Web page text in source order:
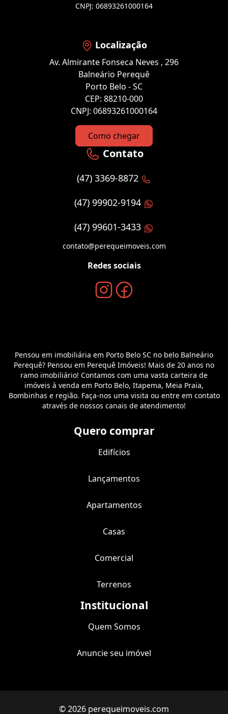
CNPJ: 06893261000164
Localização
Av. Almirante Fonseca Neves , 296
Balneário Perequê
Porto Belo - SC
CEP: 88210-000
CNPJ: 06893261000164
Como chegar
Contato
(47) 3369-8872
(47) 99902-9194
(47) 99601-3433
contato@perequeimoveis.com
Redes sociais
Pensou em imobiliária em Porto Belo SC no belo Balneário
Perequê? Pensou em Perequê Imóveis! Mais de 20 anos no
ramo imobiliário! Contamos com uma vasta carteira de
imóveis à venda em Porto Belo, Itapema, Meia Praia,
Bombinhas e região. Faça-nos uma visita ou entre em contato
através de nossos canais de atendimento!
Quero comprar
Edifícios
Lançamentos
Apartamentos
Casas
Comercial
Terrenos
Institucional
Quem Somos
Anuncie seu imóvel
© 2026 perequeimoveis.com